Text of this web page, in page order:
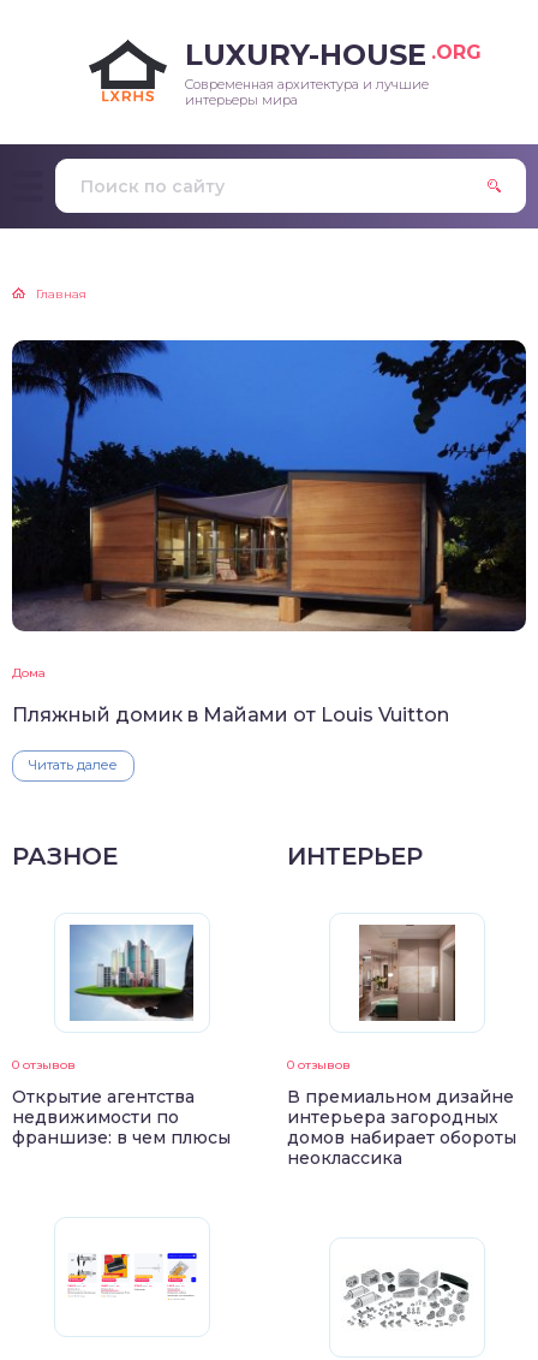
LUXURY-HOUSE .ORG
Современная архитектура и лучшие
интерьеры мира
Главная
Дома
Пляжный домик в Майами от Louis Vuitton
Читать далее
РАЗНОЕ
0 отзывов
Открытие агентства
недвижимости по
франшизе: в чем плюсы
ИНТЕРЬЕР
0 отзывов
В премиальном дизайне
интерьера загородных
домов набирает обороты
неоклассика